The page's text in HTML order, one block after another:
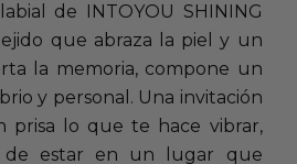
de INTOYOU SHINING
que abraza la piel y un
la memoria, compone un
y personal. Una invitación
prisa lo que te hace vibrar,
de estar en un lugar que